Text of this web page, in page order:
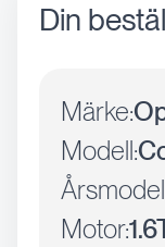
Din
Märke:
Modell:
Motor: